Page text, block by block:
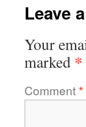
Leave
Your
marked *
Comment*